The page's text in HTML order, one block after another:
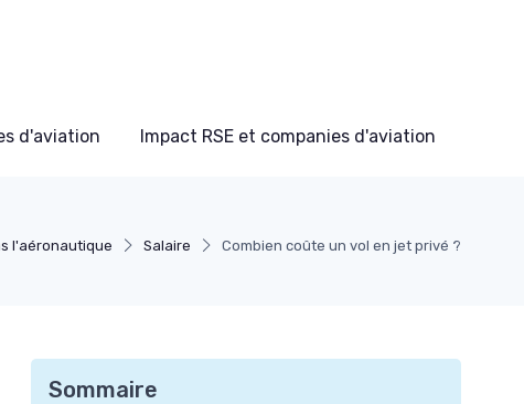
d'aviation Impact RSE et companies d'aviation
l'aéronautique Salaire Combien coûte un vol en jet privé ?
Sommaire